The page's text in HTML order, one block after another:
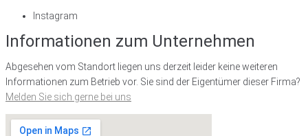
Instagram
Informationen zum Unternehmen
Abgesehen vom Standort liegen uns derzeit leider keine weiteren
Informationen zum Betrieb vor. Sie sind der Eigentümer dieser Firma?
Melden Sie sich gerne bei uns